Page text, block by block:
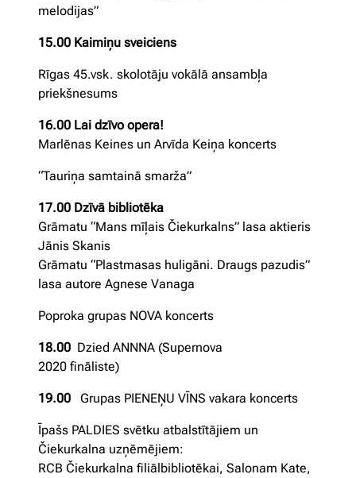
melodijas”
15.00 Kaimiņu sveiciens
Rīgas 45.vsk. skolotāju vokālā ansambļa
priekšnesums
16.00 Lai dzīvo opera!
Marlēnas Keines un Arvīda Keiņa koncerts
“Tauriņa samtainā smarža”
17.00 Dzīvā bibliotēka
Grāmatu “Mans mīļais Čiekurkalns” lasa aktieris
Jānis Skanis
Grāmatu “Plastmasas huligāni. Draugs pazudis”
lasa autore Agnese Vanaga
Poproka grupas NOVA koncerts
18.00 Dzied ANNNA (Supernova
2020 fināliste)
19.00 Grupas PIENEŅU VĪNS vakara koncerts
Īpašs PALDIES svētku atbalstītājiem un
Čiekurkalna uzņēmējiem:
RCB Čiekurkalna filiālbibliotēkai, Salonam Kate,